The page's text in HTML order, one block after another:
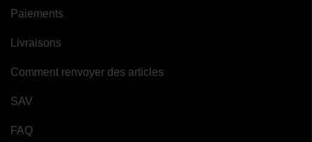
Paiements
Livraisons
Comment renvoyer des articles
SAV
FAQ